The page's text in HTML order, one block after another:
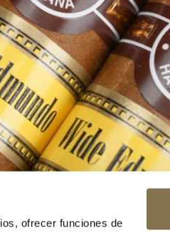
ofrecer funciones de